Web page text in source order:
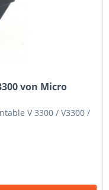
von Micro
V 3300 / V3300 /